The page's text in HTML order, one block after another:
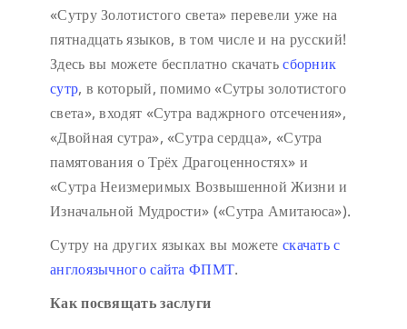
«Сутру Золотистого света» перевели уже на
пятнадцать языков, в том числе и на русский!
Здесь вы можете бесплатно скачатьсборник
сутр, в который, помимо «Сутры золотистого
света», входят «Сутра ваджрного отсечения»,
«Двойная сутра», «Сутра сердца», «Сутра
памятования о Трёх Драгоценностях» и
«Сутра Неизмеримых Возвышенной Жизни и
Изначальной Мудрости» («Сутра Амитаюса»).
Сутру на других языках вы можете скачать с
англоязычного сайта ФПМТ.
Как посвящать заслуги